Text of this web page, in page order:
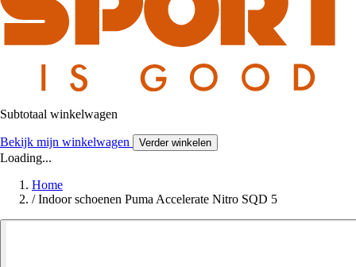
Subtotaal winkelwagen
Bekijk mijn winkelwagen Verder winkelen
Loading...
Home
/ Indoor schoenen Puma Accelerate Nitro SQD 5